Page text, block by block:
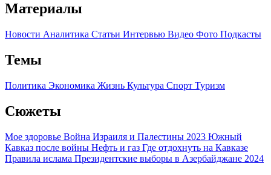
Материалы
Новости Аналитика Статьи Интервью Видео Фото Подкасты
Темы
Политика Экономика Жизнь Культура Спорт Туризм
Сюжеты
Мое здоровье Война Израиля и Палестины 2023 Южный
Кавказ после войны Нефть и газ Где отдохнуть на Кавказе
Правила ислама Президентские выборы в Азербайджане 2024